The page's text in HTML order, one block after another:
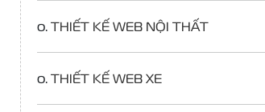
o. THIẾT KẾ WEB NỘI THẤT
o. THIẾT KẾ WEB XE